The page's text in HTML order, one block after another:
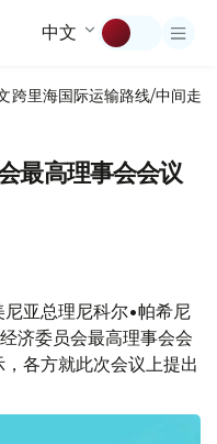
中文
跨里海国际运输路线/中间走廊
最高理事会会议
亚总理尼科尔•帕希尼
济委员会最高理事会会
各方就此次会议上提出